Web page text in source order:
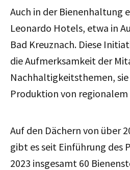
Auch in der Bienenhaltung
Leonardo Hotels, etwa in
Bad Kreuznach. Diese
die Aufmerksamkeit der
Nachhaltigkeitsthemen,
Produktion von regionalem
Auf den Dächern von über
gibt es seit Einführung des
2023 insgesamt 60